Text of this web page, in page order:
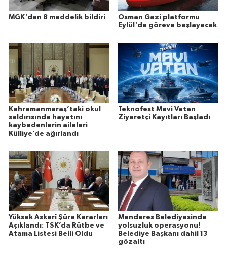
MGK'dan 8 maddelik bildiri
Osman Gazi platformu
Eylül'de göreve başlayacak
Kahramanmaraş’taki okul
saldırısında hayatını
kaybedenlerin aileleri
Külliye’de ağırlandı
Teknofest Mavi Vatan
Ziyaretçi Kayıtları Başladı
Yüksek Askerî Şûra Kararları
Açıklandı: TSK’da Rütbe ve
Atama Listesi Belli Oldu
Menderes Belediyesinde
yolsuzluk operasyonu!
Belediye Başkanı dahil 13
gözaltı